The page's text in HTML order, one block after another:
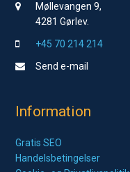
Møllevangen 9,
4281 Gørlev.
+45 70 214 214
Send e-mail
Information
Gratis SEO
Handelsbetingelser